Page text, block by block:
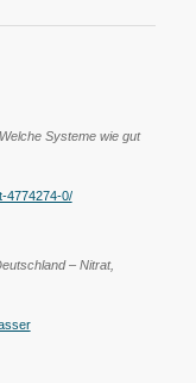
Systeme wie gut
4774274-0/
– Nitrat,